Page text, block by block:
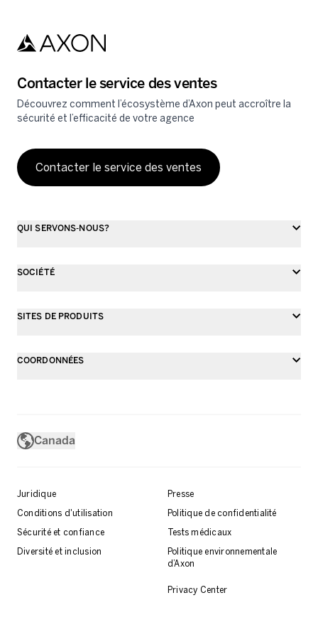
Contacter le service des ventes
Découvrez comment l’écosystème d’Axon peut accroître la
sécurité et l’efficacité de votre agence
Contacter le service des ventes
QUI SERVONS-NOUS?
SOCIÉTÉ
SITES DE PRODUITS
COORDONNÉES
Canada
Juridique
Presse
Conditions d'utilisation
Politique de confidentialité
Sécurité et confiance
Tests médicaux
Diversité et inclusion
Politique environnementale
d’Axon
Privacy Center